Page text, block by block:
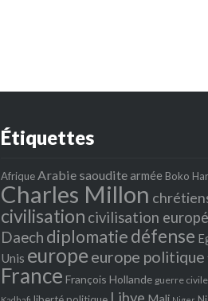
Étiquettes
Afrique Arabie saoudite armée Boko
Charles Millon
civilisation civilisation
Daech diplomatiedéfense
Unis europeeurope politique
France François Hollande guerre civile